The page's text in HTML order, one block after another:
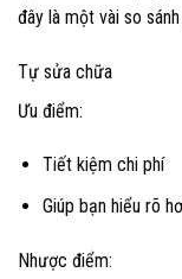
đây là một vài so
Tự sửa chữa
Ưu điểm:
Tiết kiệm chi phí
Giúp bạn hiểu rõ
Nhược điểm: